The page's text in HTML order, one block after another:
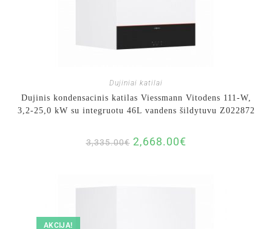
Dujiniai katilai
Dujinis kondensacinis katilas Viessmann Vitodens 111-W,
3,2-25,0 kW su integruotu 46L vandens šildytuvu Z022872
3,335.00€ 2,668.00€
AKCIJA!